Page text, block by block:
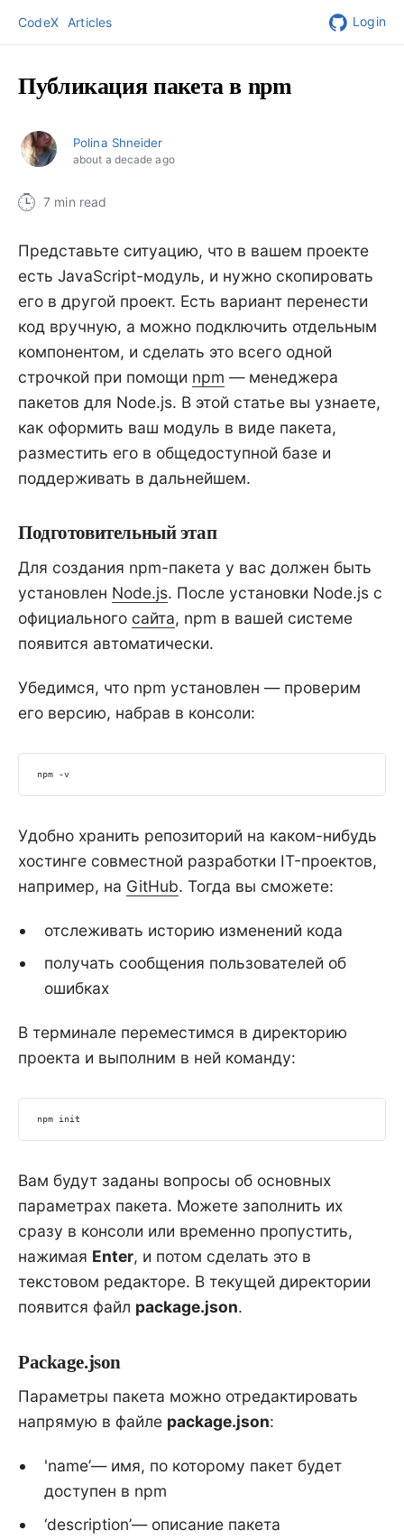
CodeX Articles Login
Публикация пакета в npm
Polina Shneider
about a decade ago
7 min read
Представьте ситуацию, что в вашем проекте
есть JavaScript-модуль, и нужно скопировать
его в другой проект. Есть вариант перенести
код вручную, а можно подключить отдельным
компонентом, и сделать это всего одной
строчкой при помощи npm — менеджера
пакетов для Node.js. В этой статье вы узнаете,
как оформить ваш модуль в виде пакета,
разместить его в общедоступной базе и
поддерживать в дальнейшем.
Подготовительный этап
Для создания npm-пакета у вас должен быть
установлен Node.js. После установки Node.js с
официального сайта, npm в вашей системе
появится автоматически.
Убедимся, что npm установлен — проверим
его версию, набрав в консоли:
npm -v
Удобно хранить репозиторий на каком-нибудь
хостинге совместной разработки IT-проектов,
например, на GitHub. Тогда вы сможете:
отслеживать историю изменений кода
получать сообщения пользователей об
ошибках
В терминале переместимся в директорию
проекта и выполним в ней команду:
npm init
Вам будут заданы вопросы об основных
параметрах пакета. Можете заполнить их
сразу в консоли или временно пропустить,
нажимая Enter, и потом сделать это в
текстовом редакторе. В текущей директории
появится файл package.json.
Package.json
Параметры пакета можно отредактировать
напрямую в файле package.json:
'name’— имя, по которому пакет будет
доступен в npm
‘description’— описание пакета